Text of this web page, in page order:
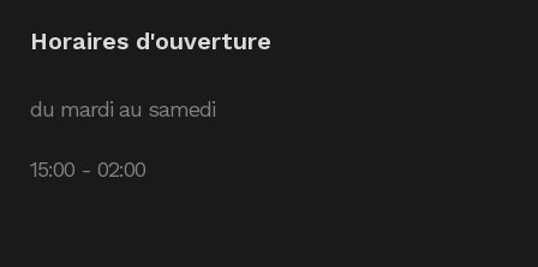
Horaires d'ouverture
du mardi au samedi
15:00 - 02:00